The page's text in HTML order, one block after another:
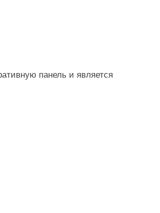
панель и является